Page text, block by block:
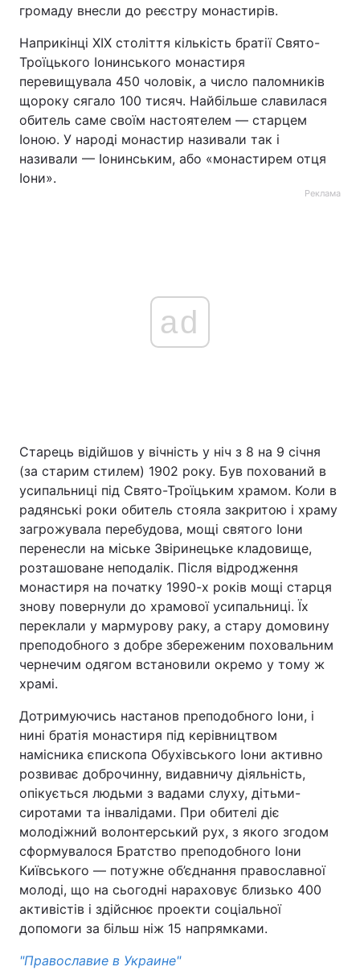
громаду внесли до реєстру монастирів.
Наприкінці ХІХ століття кількість братії Свято-
Троїцького Іонинського монастиря
перевищувала 450 чоловік, а число паломників
щороку сягало 100 тисяч. Найбільше славилася
обитель саме своїм настоятелем — старцем
Іоною. У народі монастир називали так і
називали — Іонинським, або «монастирем отця
Іони».
Реклама
ad
Старець відійшов у вічність у ніч з 8 на 9 січня
(за старим стилем) 1902 року. Був похований в
усипальниці під Свято-Троїцьким храмом. Коли в
радянські роки обитель стояла закритою і храму
загрожувала перебудова, мощі святого Іони
перенесли на міське Звіринецьке кладовище,
розташоване неподалік. Після відродження
монастиря на початку 1990-х років мощі старця
знову повернули до храмової усипальниці. Їх
переклали у мармурову раку, а стару домовину
преподобного з добре збереженим поховальним
чернечим одягом встановили окремо у тому ж
храмі.
Дотримуючись настанов преподобного Іони, і
нині братія монастиря під керівництвом
намісника єпископа Обухівського Іони активно
розвиває доброчинну, видавничу діяльність,
опікується людьми з вадами слуху, дітьми-
сиротами та інвалідами. При обителі діє
молодіжний волонтерський рух, з якого згодом
сформувалося Братство преподобного Іони
Київського — потужне об’єднання православної
молоді, що на сьогодні нараховує близько 400
активістів і здійснює проекти соціальної
допомоги за більш ніж 15 напрямками.
"Православие в Украине"